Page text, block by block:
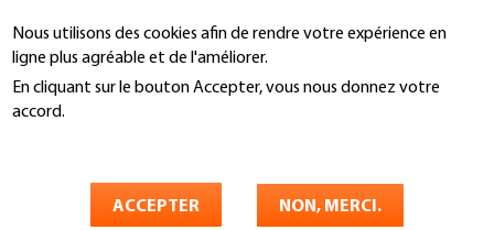
Nous utilisons des cookies afin de rendre votre expérience en
ligne plus agréable et de l'améliorer.
En cliquant sur le bouton Accepter, vous nous donnez votre
accord.
ACCEPTER NON, MERCI.
au
contenu
principal
Recherche
You
dangers des rayons UV.